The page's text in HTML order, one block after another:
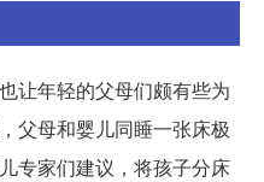
让年轻的父母们颇有些为
父母和婴儿同睡一张床极
专家们建议，将孩子分床